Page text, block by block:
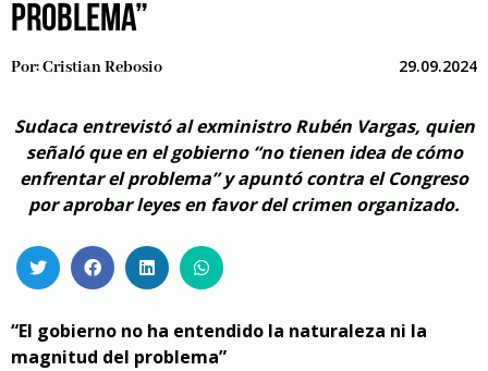
PROBLEMA”
Por:Cristian Rebosio 29.09.2024
Sudaca entrevistó al exministro Rubén Vargas, quien
señaló que en el gobierno “no tienen idea de cómo
enfrentar el problema” y apuntó contra el Congreso
por aprobar leyes en favor del crimen organizado.
“El gobierno no ha entendido la naturaleza ni la
magnitud del problema”